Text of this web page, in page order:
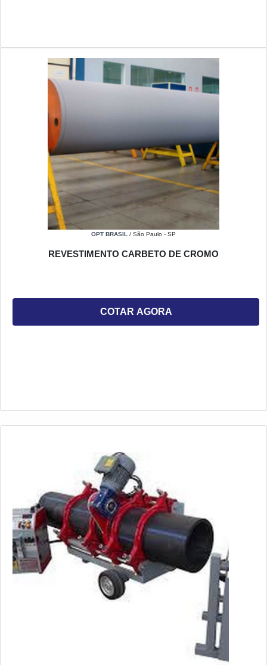
OPT BRASIL / São Paulo - SP
REVESTIMENTO CARBETO DE CROMO
COTAR AGORA